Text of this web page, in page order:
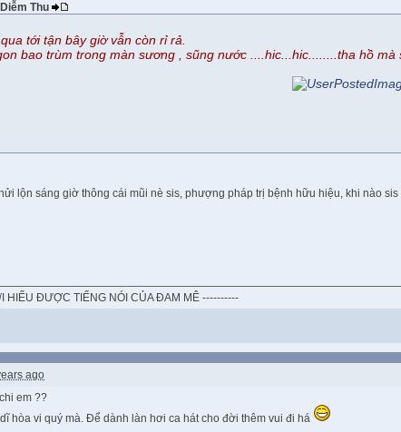
Thu
tới tận bây giờ vẫn còn rỉ rả.
bao trùm trong màn sương , sũng nước ....hic...hic........tha hồ
lộn sáng giờ thông cái mũi nè sis, phượng pháp trị bệnh hữu hiệu, khi nào
HIỂU ĐƯỢC TIẾNG NÓI CỦA ĐAM MÊ ----------
ago
em ??
hòa vi quý mà. Để dành làn hơi ca hát cho đời thêm vui đi há